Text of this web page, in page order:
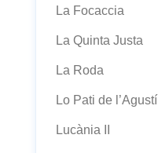
La Focaccia
La Quinta Justa
La Roda
Lo Pati de l’Agustí
Lucània II